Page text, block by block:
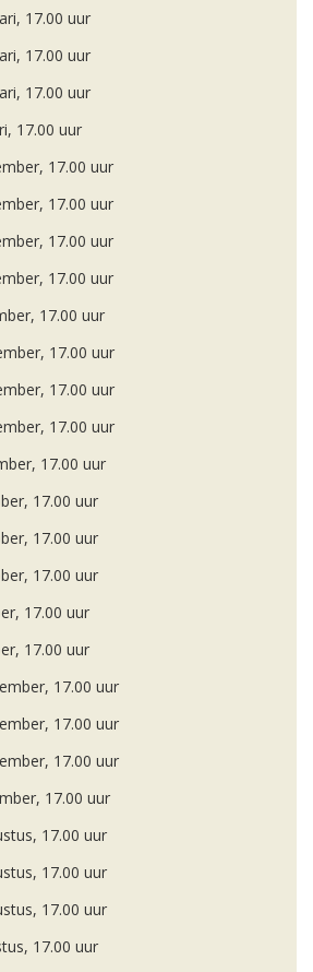
17.00 uur
17.00 uur
17.00 uur
17.00 uur
17.00 uur
17.00 uur
17.00 uur
17.00 uur
17.00 uur
17.00 uur
17.00 uur
17.00 uur
17.00 uur
17.00 uur
17.00 uur
17.00 uur
17.00 uur
17.00 uur
17.00 uur
17.00 uur
17.00 uur
17.00 uur
17.00 uur
17.00 uur
17.00 uur
17.00 uur